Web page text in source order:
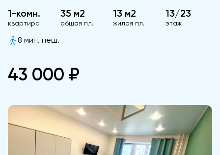
1-комн.
квартира
35 м2
общая пл.
13 м2
жилая пл.
13/23
этаж
8 мин. пеш.
43 000 ₽